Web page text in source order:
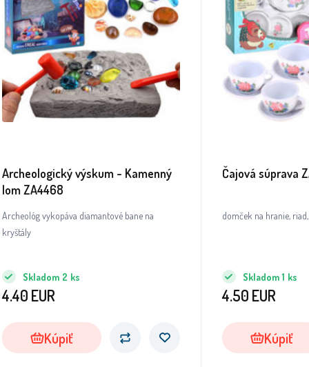
Archeologický výskum - Kamenný
lom ZA4468
Archeológ vykopáva diamantové bane na
kryštály
Skladom 2 ks
4.40 EUR
Kúpiť
Čajová súprava
domček na hranie,
Skladom 1 ks
4.50 EUR
Kúpiť